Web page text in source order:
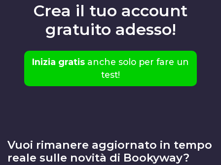
Crea il tuo account
gratuito adesso!
Inizia gratis anche solo per fare un
test!
Vuoi rimanere aggiornato in tempo
reale sulle novità di Bookyway?